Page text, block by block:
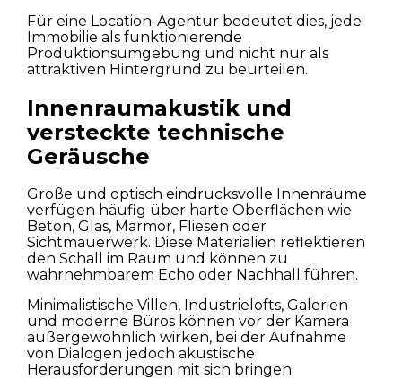
Für eine Location-Agentur bedeutet dies, jede
Immobilie als funktionierende
Produktionsumgebung und nicht nur als
attraktiven Hintergrund zu beurteilen.
Innenraumakustik und
versteckte technische
Geräusche
Große und optisch eindrucksvolle Innenräume
verfügen häufig über harte Oberflächen wie
Beton, Glas, Marmor, Fliesen oder
Sichtmauerwerk. Diese Materialien reflektieren
den Schall im Raum und können zu
wahrnehmbarem Echo oder Nachhall führen.
Minimalistische Villen, Industrielofts, Galerien
und moderne Büros können vor der Kamera
außergewöhnlich wirken, bei der Aufnahme
von Dialogen jedoch akustische
Herausforderungen mit sich bringen.